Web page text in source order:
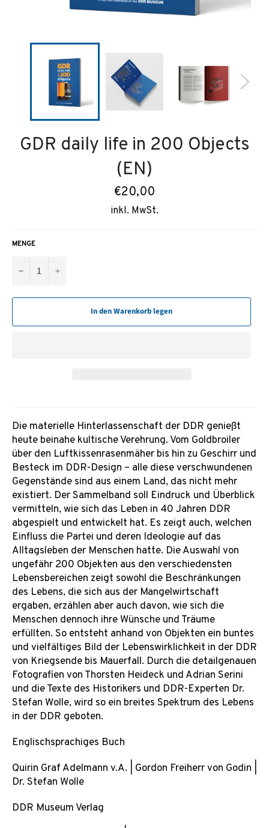
GDR daily life in 200 Objects
(EN)
Normaler
€20,00
inkl. MwSt.
MENGE
− +
In den Warenkorb legen
Die materielle Hinterlassenschaft der DDR genießt
heute beinahe kultische Verehrung. Vom Goldbroiler
über den Luftkissenrasenmäher bis hin zu Geschirr und
Besteck im DDR-Design – alle diese verschwundenen
Gegenstände sind aus einem Land, das nicht mehr
existiert. Der Sammelband soll Eindruck und Überblick
vermitteln, wie sich das Leben in 40 Jahren DDR
abgespielt und entwickelt hat. Es zeigt auch, welchen
Einfluss die Partei und deren Ideologie auf das
Alltagsleben der Menschen hatte. Die Auswahl von
ungefähr 200 Objekten aus den verschiedensten
Lebensbereichen zeigt sowohl die Beschränkungen
des Lebens, die sich aus der Mangelwirtschaft
ergaben, erzählen aber auch davon, wie sich die
Menschen dennoch ihre Wünsche und Träume
erfüllten. So entsteht anhand von Objekten ein buntes
und vielfältiges Bild der Lebenswirklichkeit in der DDR
von Kriegsende bis Mauerfall. Durch die detailgenauen
Fotografien von Thorsten Heideck und Adrian Serini
und die Texte des Historikers und DDR-Experten Dr.
Stefan Wolle, wird so ein breites Spektrum des Lebens
in der DDR geboten.
Englischsprachiges Buch
Quirin Graf Adelmann v.A. | Gordon Freiherr von Godin |
Dr. Stefan Wolle
DDR Museum Verlag